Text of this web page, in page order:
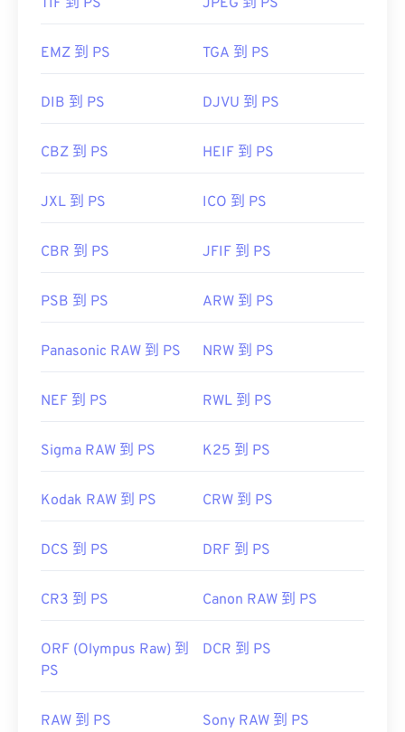
TIF 到 PS JPEG 到 PS
EMZ 到 PS TGA 到 PS
DIB 到 PS DJVU 到 PS
CBZ 到 PS HEIF 到 PS
JXL 到 PS ICO 到 PS
CBR 到 PS JFIF 到 PS
PSB 到 PS ARW 到 PS
Panasonic RAW 到 PS NRW 到 PS
NEF 到 PS RWL 到 PS
Sigma RAW 到 PS K25 到 PS
Kodak RAW 到 PS CRW 到 PS
DCS 到 PS DRF 到 PS
CR3 到 PS Canon RAW 到 PS
ORF (Olympus Raw) 到
PS
DCR 到 PS
RAW 到 PS Sony RAW 到 PS